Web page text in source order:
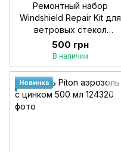
Ремонтный набор
Windshield Repair Kit для
ветровых стекол
VersaChem 16067
500 грн
В наличии
Новинка